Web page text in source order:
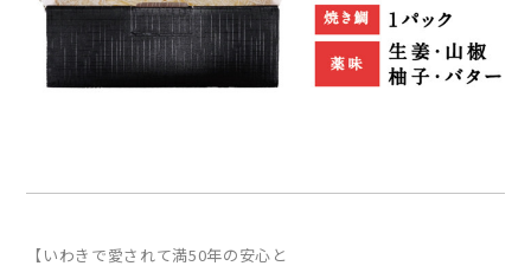
【いわきで愛されて満50年の安心と